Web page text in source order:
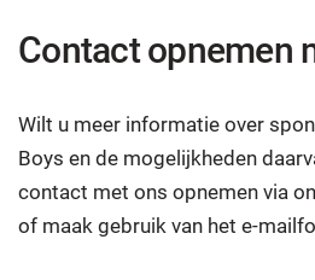
Contact opnemen
Wilt u meer informatie over
Boys en de mogelijkheden
contact met ons opnemen via
of maak gebruik van het e-